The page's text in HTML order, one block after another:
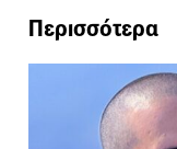
Περισσότερα